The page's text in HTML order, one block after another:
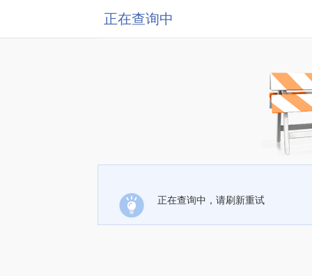
正在查询中
正在查询中，请刷新重试